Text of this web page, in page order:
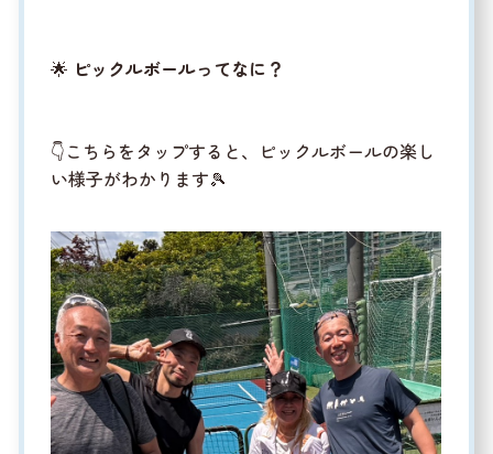
🌟 ピックルボールってなに？
👇こちらをタップすると、ピックルボールの楽し
い様子がわかります🎾